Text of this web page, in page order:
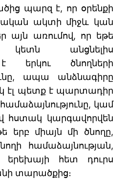
պարզ է, որ օրենքի
ակտի միջև կան
այն առումով, որ եթե
կետն անցնելիս
երկու ծնողների
ապա անձնագիրը
էլ պետք է պարտադիր
համաձայնությունը, կամ
հստակ կարգավորվեն
երբ միայն մի ծնողը,
համաձայնության,
երեխայի հետ դուրս
տարածքից։